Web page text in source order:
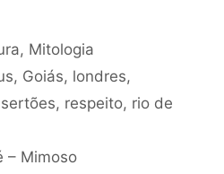
, Mitologia
, Goiás, londres,
, respeito, rio de
– Mimoso